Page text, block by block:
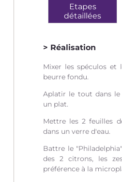
Etapes
détaillées
Réalisation
Mixer les spéculos et
beurre fondu.
Aplatir le tout dans
un plat.
Mettre les 2 feuilles
dans un verre d'eau.
Battre le
des 2 citrons, les
préférence à la